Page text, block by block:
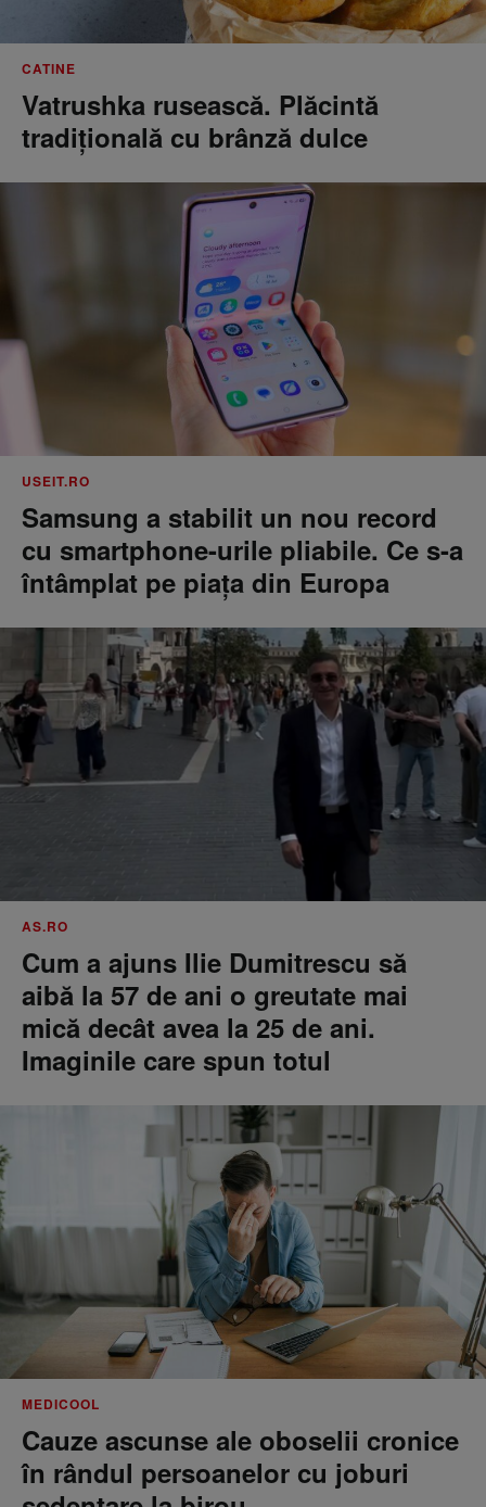
CATINE
Vatrushka rusească. Plăcintă
tradițională cu brânză dulce
USEIT.RO
Samsung a stabilit un nou record
cu smartphone-urile pliabile. Ce s-a
întâmplat pe piața din Europa
AS.RO
Cum a ajuns Ilie Dumitrescu să
aibă la 57 de ani o greutate mai
mică decât avea la 25 de ani.
Imaginile care spun totul
MEDICOOL
Cauze ascunse ale oboselii cronice
în rândul persoanelor cu joburi